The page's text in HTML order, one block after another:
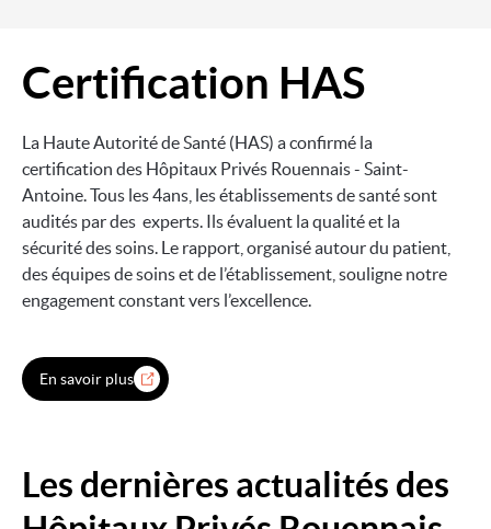
Image
Certification HAS
La Haute Autorité de Santé (HAS) a confirmé la
certification des Hôpitaux Privés Rouennais - Saint-
Antoine. Tous les 4ans, les établissements de santé sont
audités par des experts. Ils évaluent la qualité et la
sécurité des soins. Le rapport, organisé autour du patient,
des équipes de soins et de l’établissement, souligne notre
engagement constant vers l’excellence.
En savoir plus
Les dernières actualités des